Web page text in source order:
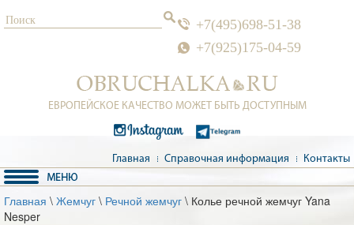
+7(495)698-51-38
+7(925)175-04-59
ЕВРОПЕЙСКОЕ КАЧЕСТВО МОЖЕТ БЫТЬ ДОСТУПНЫМ
Главная Справочная информация Контакты
Главная \ Жемчуг \ Речной жемчуг \ Колье речной жемчуг Yana
Nesper